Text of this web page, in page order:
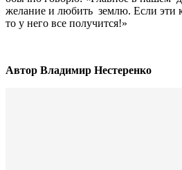
желание и любить землю. Если эти
то у него все получится!»
Автор Владимир Нестеренко